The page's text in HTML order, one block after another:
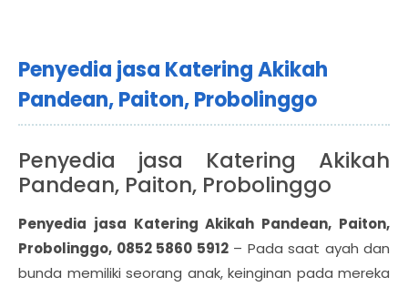
Penyedia jasa Katering Akikah
Pandean, Paiton, Probolinggo
Penyedia jasa Katering Akikah
Pandean, Paiton, Probolinggo
Penyedia jasa Katering Akikah Pandean, Paiton,
Probolinggo, 0852 5860 5912– Pada saat ayah dan
bunda memiliki seorang anak, keinginan pada mereka